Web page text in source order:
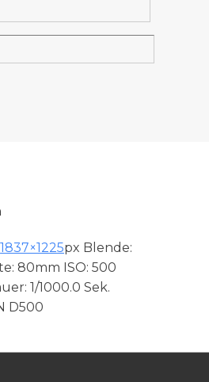
1837×1225px Blende:
80mm ISO: 500
1/1000.0 Sek.
D500